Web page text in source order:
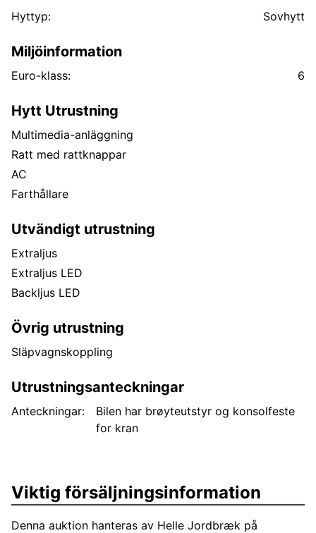
Hyttyp: Sovhytt
Miljöinformation
Euro-klass: 6
Hytt Utrustning
Multimedia-anläggning
Ratt med rattknappar
AC
Farthållare
Utvändigt utrustning
Extraljus
Extraljus LED
Backljus LED
Övrig utrustning
Släpvagnskoppling
Utrustningsanteckningar
Anteckningar:
Bilen har brøyteutstyr og konsolfeste
for kran
Viktig försäljningsinformation
Denna auktion hanteras av Helle Jordbræk på